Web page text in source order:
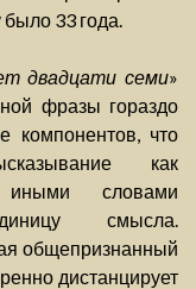
было 33 года.
двадцати семи»
фразы гораздо
компонентов, что
как
иными словами
смысла.
общепризнанный
дистанцирует